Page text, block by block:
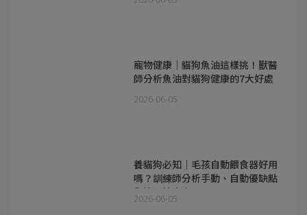
寵物健康｜貓狗魚油這樣挑！獸醫
師分析魚油對貓狗健康的7大好處
2026-06-05
養貓狗必知｜毛孩自動餵食器好用
嗎？訓練師分析手動、自動優缺點
與挑選注意事項
2026-06-05